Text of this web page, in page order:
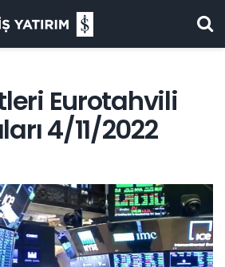
Eurotahvili
4/11/2022